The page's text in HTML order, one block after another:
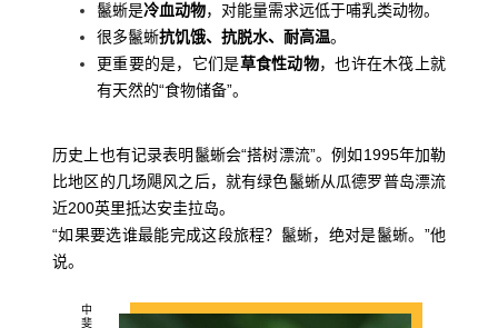
鬣蜥是冷血动物，对能量需求远低于哺乳类动物。
很多鬣蜥抗饥饿、抗脱水、耐高温。
更重要的是，它们是草食性动物，也许在木筏上就
有天然的“食物储备”。
历史上也有记录表明鬣蜥会“搭树漂流”。例如1995年加勒
比地区的几场飓风之后，就有绿色鬣蜥从瓜德罗普岛漂流
近200英里抵达安圭拉岛。
“如果要选谁最能完成这段旅程？鬣蜥，绝对是鬣蜥。”他
说。
中
斐